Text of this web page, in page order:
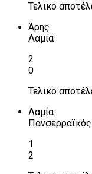
Τελικό
Άρης
Λαμία
2
0
Τελικό
Λαμία
Πανσερραϊκός
1
2